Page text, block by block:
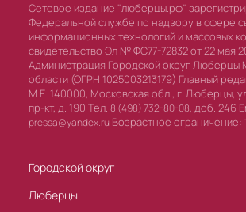
Сетевое издание "люберцы.рф"
Федеральной службе по надзору в сфере
информационных технологий и массовых
свидетельство Эл № ФС77-72832 от 22 мая
Администрация Городской округ Люберцы
области (ОГРН 1025003213179) Главный
М.Е. 140000, Московская обл., г. Люберцы,
пр-кт, д. 190 Тел. 8 (498) 732-80-08, доб. 246
pressa@yandex.ru Возрастное ограничение:
Городской округ
Люберцы